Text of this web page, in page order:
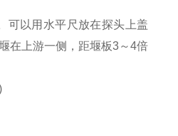
可以用水平尺放在探头上盖
在上游一侧，距堰板3～4倍